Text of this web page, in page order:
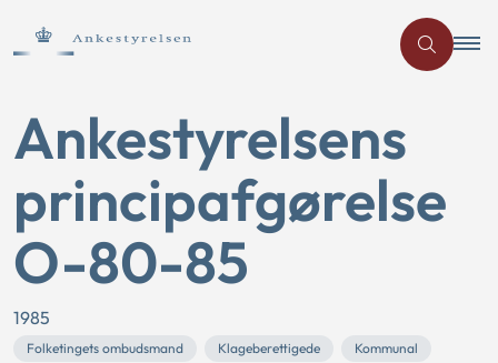
Ankestyrelsens
principafgørelse
O-80-85
1985
Folketingets ombudsmand Klageberettigede
Kommunal